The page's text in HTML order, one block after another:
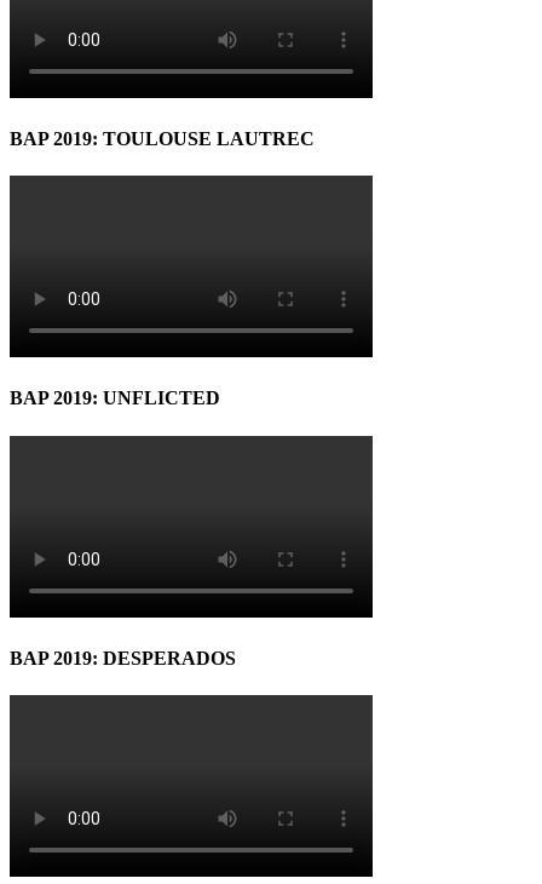
BAP 2019: TOULOUSE LAUTREC
BAP 2019: UNFLICTED
BAP 2019: DESPERADOS